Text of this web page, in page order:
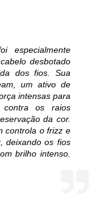
especialmente
desbotado
dos fios. Sua
um ativo de
intensas para
contra os raios
da cor.
controla o frizz e
deixando os fios
brilho intenso.